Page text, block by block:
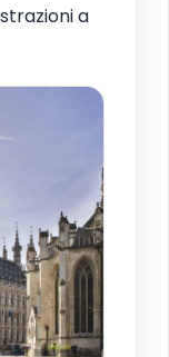
a